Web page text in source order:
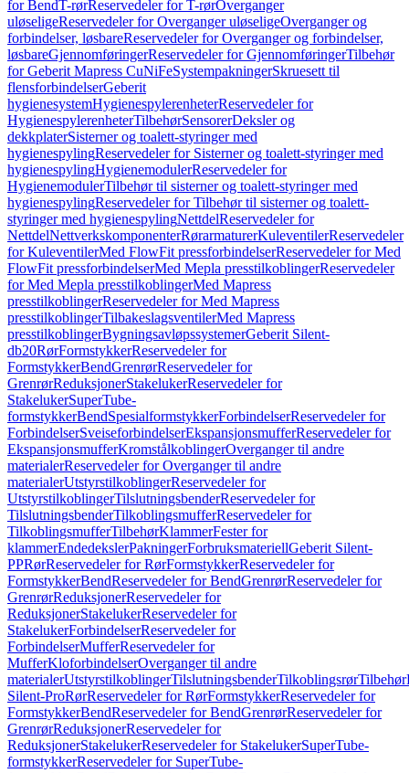
for BendT-rørReservedeler for T-rørOverganger
uløseligeReservedeler for Overganger uløseligeOverganger og
forbindelser, løsbareReservedeler for Overganger og forbindelser,
løsbareGjennomføringerReservedeler for GjennomføringerTilbehør
for Geberit Mapress CuNiFeSystempakningerSkruesett til
flensforbindelserGeberit
hygienesystemHygienespylerenheterReservedeler for
HygienespylerenheterTilbehørSensorerDeksler og
dekkplaterSisterner og toalett-styringer med
hygienespylingReservedeler for Sisterner og toalett-styringer med
hygienespylingHygienemodulerReservedeler for
HygienemodulerTilbehør til sisterner og toalett-styringer med
hygienespylingReservedeler for Tilbehør til sisterner og toalett-
styringer med hygienespylingNettdelReservedeler for
NettdelNettverkskomponenterRørarmaturerKuleventilerReservedeler
for KuleventilerMed FlowFit pressforbindelserReservedeler for Med
FlowFit pressforbindelserMed Mepla presstilkoblingerReservedeler
for Med Mepla presstilkoblingerMed Mapress
presstilkoblingerReservedeler for Med Mapress
presstilkoblingerTilbakeslagsventilerMed Mapress
presstilkoblingerBygningsavløpssystemerGeberit Silent-
db20RørFormstykkerReservedeler for
FormstykkerBendGrenrørReservedeler for
GrenrørReduksjonerStakelukerReservedeler for
StakelukerSuperTube-
formstykkerBendSpesialformstykkerForbindelserReservedeler for
ForbindelserSveiseforbindelserEkspansjonsmufferReservedeler for
EkspansjonsmufferKromstålkoblingerOverganger til andre
materialerReservedeler for Overganger til andre
materialerUtstyrstilkoblingerReservedeler for
UtstyrstilkoblingerTilslutningsbenderReservedeler for
TilslutningsbenderTilkoblingsmufferReservedeler for
TilkoblingsmufferTilbehørKlammerFester for
klammerEndedekslerPakningerForbruksmateriellGeberit Silent-
PPRørReservedeler for RørFormstykkerReservedeler for
FormstykkerBendReservedeler for BendGrenrørReservedeler for
GrenrørReduksjonerReservedeler for
ReduksjonerStakelukerReservedeler for
StakelukerForbindelserReservedeler for
ForbindelserMufferReservedeler for
MufferKloforbindelserOverganger til andre
materialerUtstyrstilkoblingerTilslutningsbenderTilkoblingsrørTilbehør
Silent-ProRørReservedeler for RørFormstykkerReservedeler for
FormstykkerBendReservedeler for BendGrenrørReservedeler for
GrenrørReduksjonerReservedeler for
ReduksjonerStakelukerReservedeler for StakelukerSuperTube-
formstykkerReservedeler for SuperTube-